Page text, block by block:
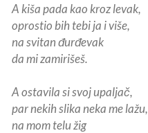
A kiša pada kao kroz levak,
oprostio bih tebi ja i više,
na svitan đurđevak
da mi zamirišeš.
A ostavila si svoj upaljač,
par nekih slika neka me lažu,
na mom telu žig